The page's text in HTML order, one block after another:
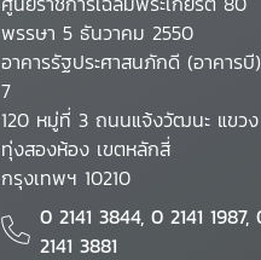
พรรษา 5 ธันวาคม 2550
อาคารรัฐประศาสนภักดี (อาคาร
7
120 หมู่ที่ 3 ถนนแจ้งวัฒนะ แขวง
ทุ่งสองห้อง เขตหลักสี่
กรุงเทพฯ 10210
0 2141 3844, 0 2141 1987,
2141 3881